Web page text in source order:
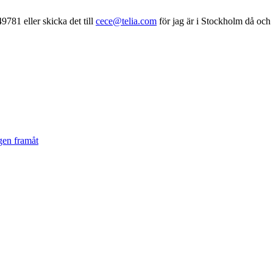
eller skicka det till cece@telia.com för jag är i Stockholm då
framåt